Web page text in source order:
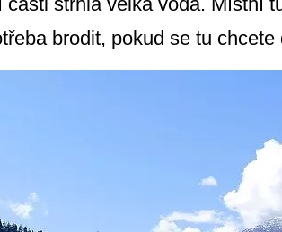
brodit, pokud se tu